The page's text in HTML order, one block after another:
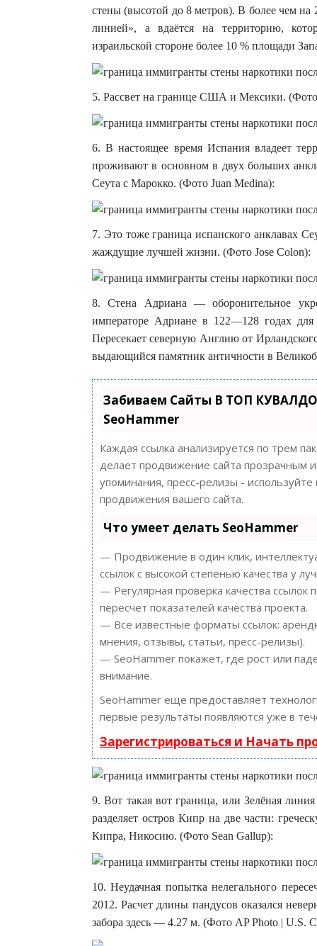
стены (высотой до 8 метров). В более чем на
линией», а вдаётся на территорию,
израильской стороне более 10 % площади
5. Рассвет на границе США и Мексики.
6. В настоящее время Испания владеет
проживают в основном в двух больших
Сеута с Марокко. (Фото Juan Medina):
7. Это тоже граница испанского анклавах
жаждущие лучшей жизни. (Фото Jose Colon):
8. Стена Адриана — оборонительное
императоре Адриане в 122—128 годах для
Пересекает северную Англию от
выдающийся памятник античности в
Забиваем Сайты В ТОП
SeoHammer
Каждая ссылка анализируется по трем
делает продвижение сайта прозрачным
упоминания, пресс-релизы -
продвижения вашего сайта.
Что умеет делать SeoHammer
— Продвижение в один клик,
ссылок с высокой степенью качества у
— Регулярная проверка качества
пересчет показателей качества проекта.
— Все известные форматы ссылок:
мнения, отзывы, статьи, пресс-релизы).
— SeoHammer покажет, где рост или
внимание.
SeoHammer еще предоставляет
первые результаты появляются уже в
Зарегистрироваться и Начать
9. Вот такая вот граница, или Зелёная
разделяет остров Кипр на две части:
Кипра, Никосию. (Фото Sean Gallup):
10. Неудачная попытка нелегального
2012. Расчет длины пандусов оказался
забора здесь — 4.27 м. (Фото AP Photo | U.S.